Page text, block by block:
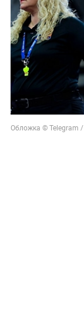
Обложка © Telegram /